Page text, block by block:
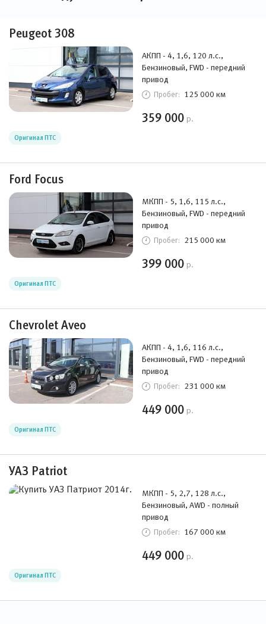
Peugeot 308
АКПП - 4, 1,6, 120 л.с.,
Бензиновый, FWD - передний
привод
Пробег: 125 000 км
359 000 р.
Оригинал ПТС
Ford Focus
МКПП - 5, 1,6, 115 л.с.,
Бензиновый, FWD - передний
привод
Пробег: 215 000 км
399 000 р.
Оригинал ПТС
Chevrolet Aveo
АКПП - 4, 1,6, 116 л.с.,
Бензиновый, FWD - передний
привод
Пробег: 231 000 км
449 000 р.
Оригинал ПТС
УАЗ Patriot
МКПП - 5, 2,7, 128 л.с.,
Бензиновый, AWD - полный
привод
Пробег: 167 000 км
449 000 р.
Оригинал ПТС